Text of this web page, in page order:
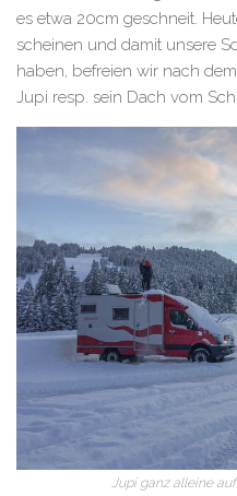
es etwa 20cm geschneit.
scheinen und damit unsere
haben, befreien wir nach
Jupi resp. sein Dach vom
Jupi ganz alleine